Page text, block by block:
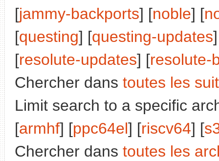
[jammy-backports] [noble] [
[questing] [questing-updates
[resolute-updates] [resolute-
Chercher dans toutes les
Limit search to a specific
[armhf] [ppc64el] [riscv64] [
Chercher dans toutes les